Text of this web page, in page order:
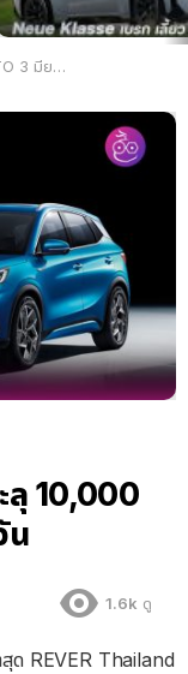
แล้ว ในเวลา 1 เดือน 12 วัน
ลุ 10,000
น
1.6k ดู
ด REVER Thailand